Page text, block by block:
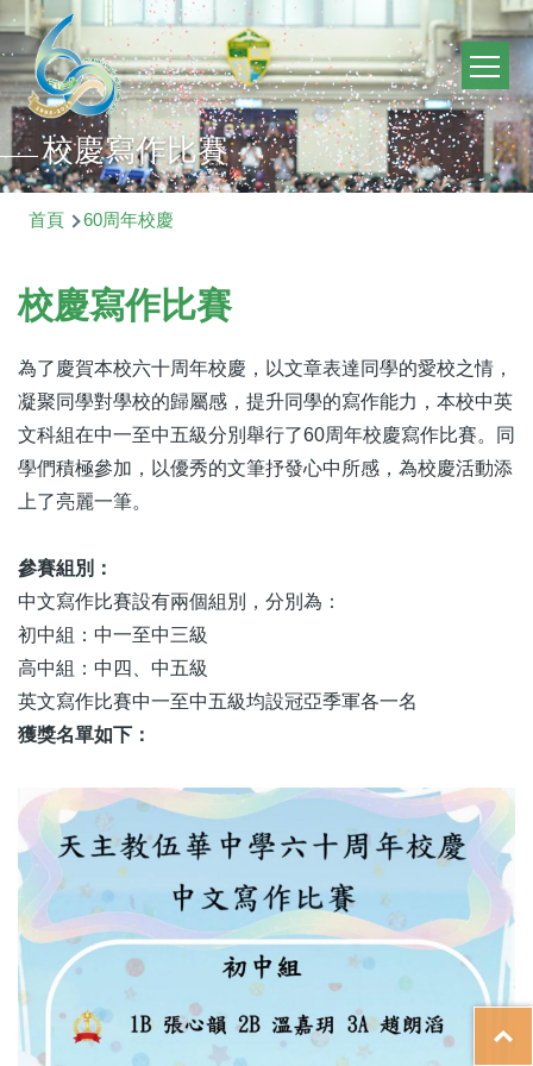
移至主內容
Main
校慶寫作比賽
導
連
結
首頁 60周年校慶
校慶寫作比賽
為了慶賀本校六十周年校慶，以文章表達同學的愛校之情，
凝聚同學對學校的歸屬感，提升同學的寫作能力，本校中英
文科組在中一至中五級分別舉行了60周年校慶寫作比賽。同
學們積極參加，以優秀的文筆抒發心中所感，為校慶活動添
上了亮麗一筆。
參賽組別：
中文寫作比賽設有兩個組別，分別為：
初中組：中一至中三級
高中組：中四、中五級
英文寫作比賽中一至中五級均設冠亞季軍各一名
獲獎名單如下：